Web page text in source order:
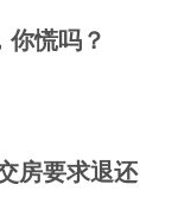
你慌吗？
房要求退还